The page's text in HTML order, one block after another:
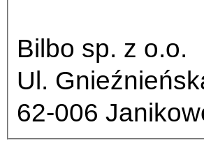
Bilbo sp. z o.o.
Ul.
62-006